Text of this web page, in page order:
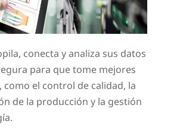
conecta y analiza sus datos
para que tome mejores
como el control de calidad, la
de la producción y la gestión